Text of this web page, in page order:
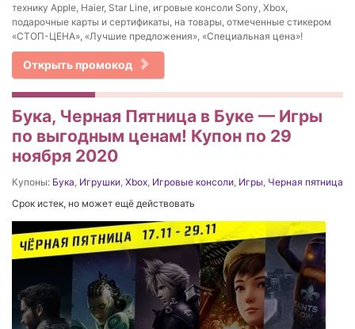
технику Apple, Haier, Star Line, игровые консоли Sony, Xbox,
подарочные карты и сертификаты, на товары, отмеченные стикером
«СТОП-ЦЕНА», «Лучшие предложения», «Специальная цена»!
Открыть промокод
Бука, Черная Пятница в Буке — Игры
по выгодным ценам! Купон по 29
ноября 2020
Купоны: Бука Игрушки Xbox Игровые консоли Игры Черная пятница
Срок истек, но может ещё действовать